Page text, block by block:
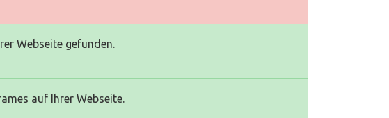
Webseite gefunden.
auf Ihrer Webseite.